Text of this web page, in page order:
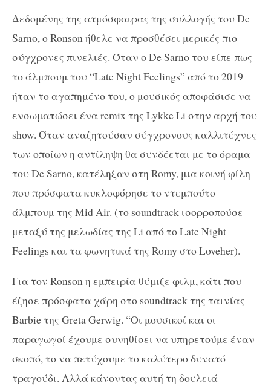
Δεδομένης της ατμόσφαιρας της συλλογής του De
Sarno, ο Ronson ήθελε να προσθέσει μερικές πιο
σύγχρονες πινελιές. Όταν ο De Sarno του είπε πως
το άλμπουμ του “Late Night Feelings” από το 2019
ήταν το αγαπημένο του, ο μουσικός αποφάσισε να
ενσωματώσει ένα remix της Lykke Li στην αρχή του
show. Όταν αναζητούσαν σύγχρονους καλλιτέχνες
των οποίων η αντίληψη θα συνδέεται με το όραμα
του De Sarno, κατέληξαν στη Romy, μια κοινή φίλη
που πρόσφατα κυκλοφόρησε το ντεμπούτο
άλμπουμ της Mid Air. (το soundtrack ισορροπούσε
μεταξύ της μελωδίας της Li από το Late Night
Feelings και τα φωνητικά της Romy στο Loveher).
Για τον Ronson η εμπειρία θύμιζε φιλμ, κάτι που
έζησε πρόσφατα χάρη στο soundtrack της ταινίας
Barbie της Greta Gerwig. “Οι μουσικοί και οι
παραγωγοί έχουμε συνηθίσει να υπηρετούμε έναν
σκοπό, το να πετύχουμε το καλύτερο δυνατό
τραγούδι. Αλλά κάνοντας αυτή τη δουλειά